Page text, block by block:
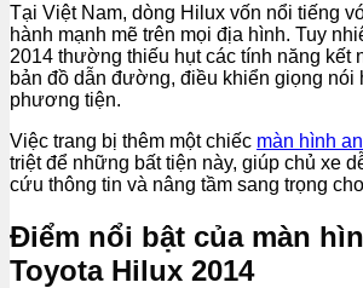
Tại Việt Nam, dòng Hilux vốn nổi tiếng
hành mạnh mẽ trên mọi địa hình. Tuy
2014 thường thiếu hụt các tính năng kết
bản đồ dẫn đường, điều khiển giọng nói
phương tiện.
Việc trang bị thêm một chiếc màn hình
triệt để những bất tiện này, giúp chủ xe
cứu thông tin và nâng tầm sang trọng
Điểm nổi bật của màn
Toyota Hilux 2014